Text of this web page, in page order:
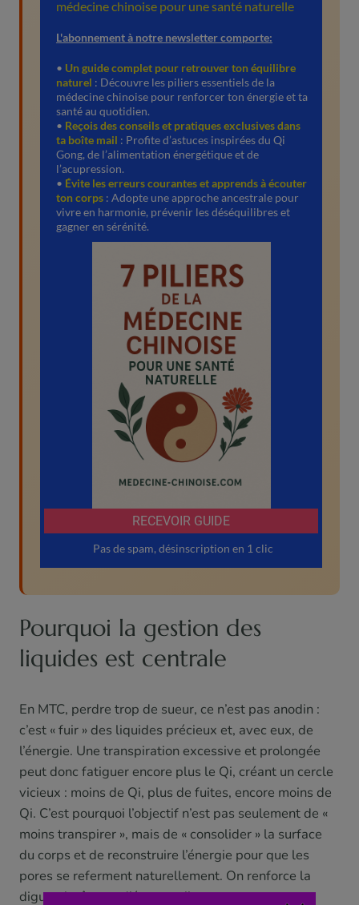
Pourquoi la gestion des
liquides est centrale
En MTC, perdre trop de sueur, ce n’est pas anodin :
c’est « fuir » des liquides précieux et, avec eux, de
l’énergie. Une transpiration excessive et prolongée
peut donc fatiguer encore plus le Qi, créant un cercle
vicieux : moins de Qi, plus de fuites, encore moins de
Qi. C’est pourquoi l’objectif n’est pas seulement de «
moins transpirer », mais de « consolider » la surface
du corps et de reconstruire l’énergie pour que les
pores se referment naturellement. On renforce la
digue plutôt que d’éponger l’eau.